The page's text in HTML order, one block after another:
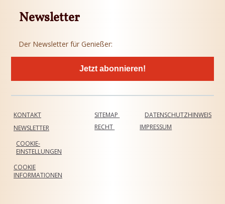
Newsletter
Der Newsletter für Genießer:
Jetzt abonnieren!
KONTAKT
SITEMAP
NEWSLETTER
DATENSCHUTZHINWEIS
COOKIE-
EINSTELLUNGEN
RECHT
COOKIE
INFORMATIONEN
IMPRESSUM